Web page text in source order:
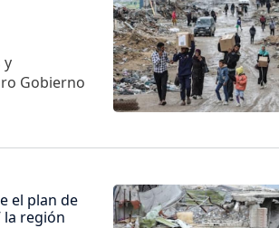
y
Gobierno
el plan de
la región
Imagen